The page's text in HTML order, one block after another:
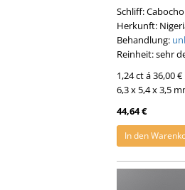
Schliff:
Herkunft:
Behandlung:
Reinheit: sehr
1,24 ct á 36,00 €
6,3 x 5,4 x 3,5
44,64 €
In den